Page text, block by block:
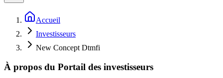
Accueil
Investisseurs
New Concept Dtmfi
À propos du Portail des investisseurs